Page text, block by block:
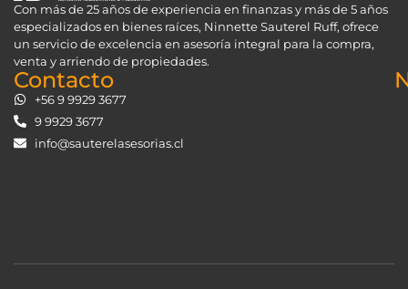
Con más de 25 años de experiencia en finanzas y más de 5 años
especializados en bienes raíces, Ninnette Sauterel Ruff, ofrece
un servicio de excelencia en asesoría integral para la compra,
venta y arriendo de propiedades.
Contacto
+56 9 9929 3677
9 9929 3677
info@sauterelasesorias.cl